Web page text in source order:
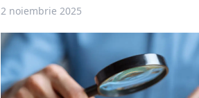
2 noiembrie 2025